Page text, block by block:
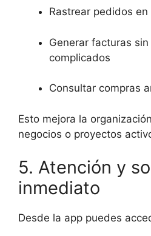
Rastrear pedidos
Generar facturas
complicados
Consultar compras
Esto mejora la
negocios o proyectos
5. Atención y
inmediato
Desde la app puedes